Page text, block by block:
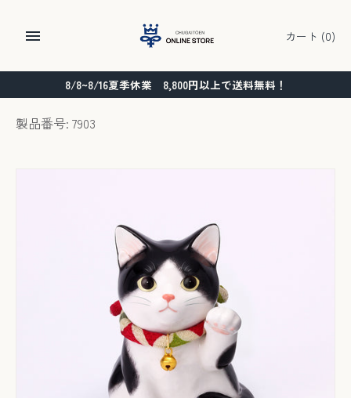
ン
カート (0)
8/8~8/16夏季休業 8,800円以上で送料無料！
製品番号: 7903